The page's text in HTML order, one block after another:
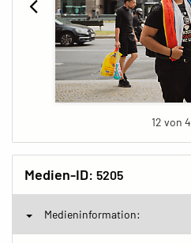
12 von
Medien-ID: 5205
Medieninformation: